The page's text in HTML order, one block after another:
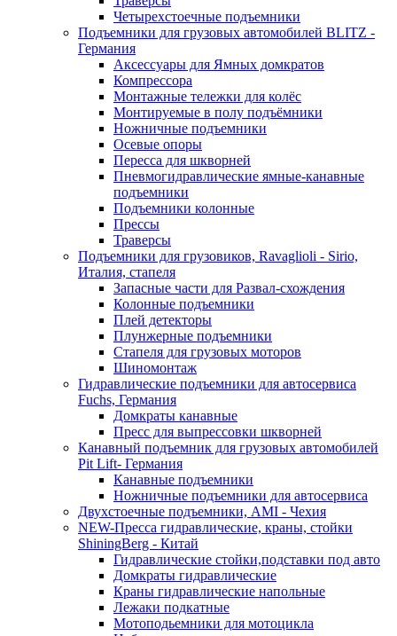
Четырехстоечные подъемники
Подъемники для грузовых автомобилей BLITZ -
Германия
Аксессуары для Ямных домкратов
Компрессора
Монтажные тележки для колёс
Монтируемые в полу подъёмники
Ножничные подъемники
Осевые опоры
Пересса для шкворней
Пневмогидравлические ямные-канавные
подъемники
Подъемники колонные
Прессы
Траверсы
Подъемники для грузовиков, Ravaglioli - Sirio,
Италия, стапеля
Запасные части для Развал-схождения
Колонные подъемники
Плей детекторы
Плунжерные подъемники
Стапеля для грузовых моторов
Шиномонтаж
Гидравлические подъемники для автосервиса
Fuchs, Германия
Домкраты канавные
Пресс для выпрессовки шкворней
Канавный подъемник для грузовых автомобилей
Pit Lift- Германия
Канавные подъемники
Ножничные подъемники для автосервиса
Двухстоечные подъемники, АМІ - Чехия
NEW-Пресса гидравлические, краны, стойки
ShiningBerg - Китай
Гидравлические стойки,подставки под авто
Домкраты гидравлические
Краны гидравлические напольные
Лежаки подкатные
Мотоподьемники для мотоцикла